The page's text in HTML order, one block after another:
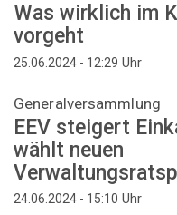
Was wirklich im
vorgeht
25.06.2024 - 12:29 Uhr
Generalversammlung
EEV steigert
wählt neuen
24.06.2024 - 15:10 Uhr